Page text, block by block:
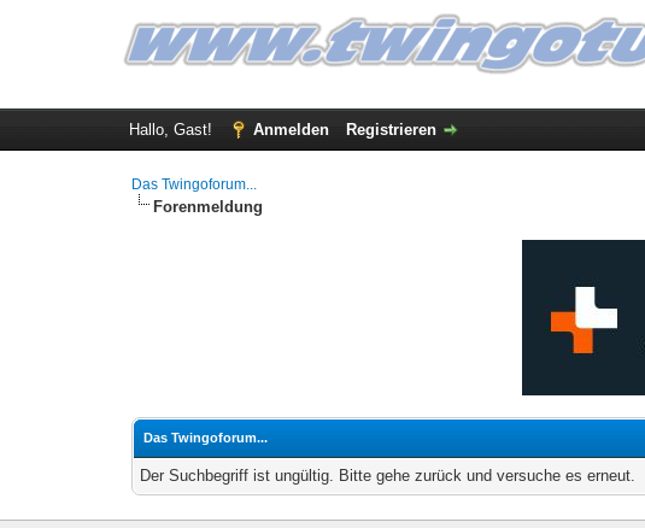
Hallo, Gast! Anmelden Registrieren
Das Twingoforum...
Forenmeldung
Das Twingoforum...
Der Suchbegriff ist ungültig. Bitte gehe zurück und versuche es erneut.